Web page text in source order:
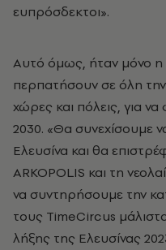
ευπρόσδεκτοι».
Αυτό όμως, ήταν μόνο
περπατήσουν σε όλη
χώρες και πόλεις, για
2030. «Θα συνεχίσουμε
Ελευσίνα και θα
ARKOPOLIS και τη
να συντηρήσουμε την
τους TimeCircus
λήξης της Ελευσίνας